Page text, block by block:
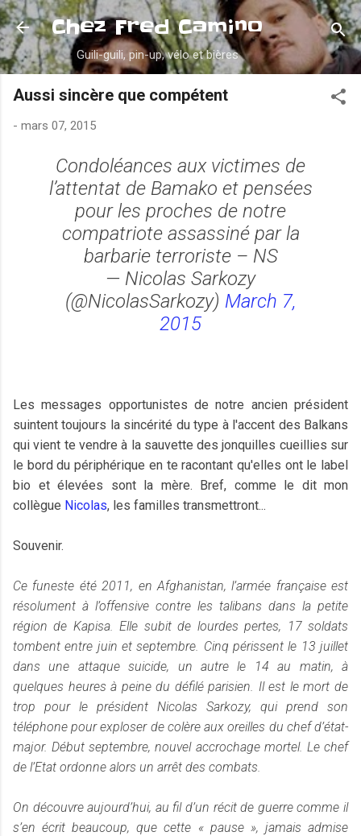
Accéder au contenu principal
Chez Fred Camino
Guili-guili, pin-up, vélo et bières
Aussi sincère que compétent
- mars 07, 2015
Condoléances aux victimes de
l’attentat de Bamako et pensées
pour les proches de notre
compatriote assassiné par la
barbarie terroriste – NS
— Nicolas Sarkozy
(@NicolasSarkozy) March 7,
2015
Les messages opportunistes de notre ancien président
suintent toujours la sincérité du type à l'accent des Balkans
qui vient te vendre à la sauvette des jonquilles cueillies sur
le bord du périphérique en te racontant qu'elles ont le label
bio et élevées sont la mère. Bref, comme le dit mon
collègue Nicolas, les familles transmettront...
Souvenir.
Ce funeste été 2011, en Afghanistan, l’armée française est
résolument à l’offensive contre les talibans dans la petite
région de Kapisa. Elle subit de lourdes pertes, 17 soldats
tombent entre juin et septembre. Cinq périssent le 13 juillet
dans une attaque suicide, un autre le 14 au matin, à
quelques heures à peine du défilé parisien. Il est le mort de
trop pour le président Nicolas Sarkozy, qui prend son
téléphone pour exploser de colère aux oreilles du chef d’état-
major. Début septembre, nouvel accrochage mortel. Le chef
de l’Etat ordonne alors un arrêt des combats.
On découvre aujourd’hui, au fil d’un récit de guerre comme il
s’en écrit beaucoup, que cette « pause », jamais admise